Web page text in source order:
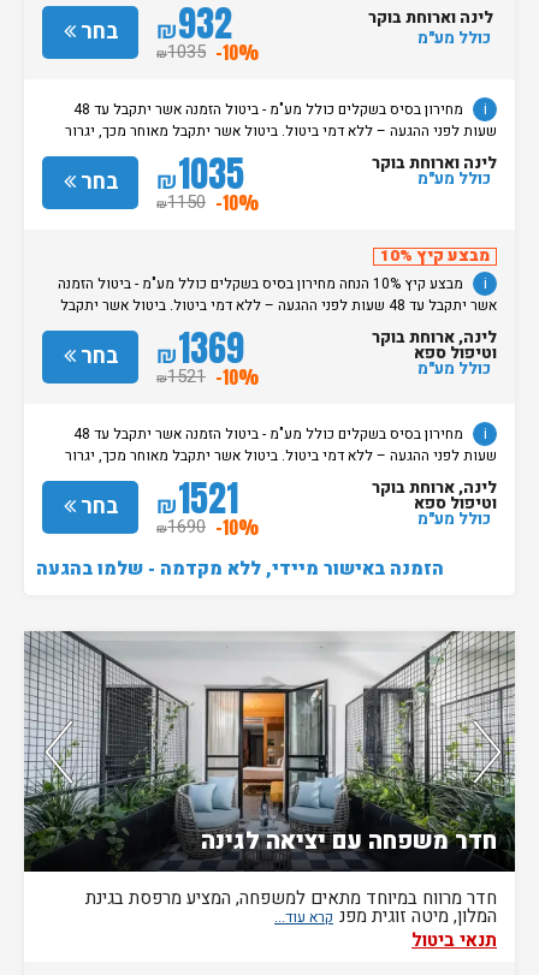
מוקדמת תגרור חיוב בסך 100% מעלות ההזמנה. מדיניות קבלת/עזיבת חדרים:
שעת קבלת החדרים הינה החל מהשעה 15:00. בימי שבת / חג: קבלת חדרים
החל מצאת השבת/החג. שעת עזיבת חדרים בכל ימות השבוע עד השעה 11:00.
בחר ₪932
₪1035 -10%
לינה וארוחת בוקר
כולל מע"מ
i
מחירון בסיס בשקלים כולל מע"מ - ביטול הזמנה אשר יתקבל עד 48
שעות לפני ההגעה – ללא דמי ביטול. ביטול אשר יתקבל מאוחר מכך, יגרור
חיוב בסך 50% מעלות ההזמנה. אי הגעה ללא כל הודעה מוקדמת תגרור חיוב
בסך 100% מעלות ההזמנה. מדיניות קבלת/עזיבת חדרים: שעת קבלת החדרים
הינה החל מהשעה 15:00. בימי שבת / חג: קבלת חדרים החל מצאת
השבת/החג. שעת עזיבת חדרים בכל ימות השבוע עד השעה 11:00. בימי שבת/
בחר ₪1035
₪1150 -10%
לינה וארוחת בוקר
כולל מע"מ
מבצע קיץ 10%
i
מבצע קיץ 10% הנחה מחירון בסיס בשקלים כולל מע"מ - ביטול הזמנה
אשר יתקבל עד 48 שעות לפני ההגעה – ללא דמי ביטול. ביטול אשר יתקבל
מאוחר מכך, יגרור חיוב בסך 50% מעלות ההזמנה. אי הגעה ללא כל הודעה
מוקדמת תגרור חיוב בסך 100% מעלות ההזמנה. מדיניות קבלת/עזיבת חדרים:
שעת קבלת החדרים הינה החל מהשעה 15:00. בימי שבת / חג: קבלת חדרים
החל מצאת השבת/החג. שעת עזיבת חדרים בכל ימות השבוע עד השעה 11:00.
בחר ₪1369
₪1521 -10%
לינה, ארוחת בוקר
וטיפול ספא
כולל מע"מ
i
מחירון בסיס בשקלים כולל מע"מ - ביטול הזמנה אשר יתקבל עד 48
שעות לפני ההגעה – ללא דמי ביטול. ביטול אשר יתקבל מאוחר מכך, יגרור
חיוב בסך 50% מעלות ההזמנה. אי הגעה ללא כל הודעה מוקדמת תגרור חיוב
בסך 100% מעלות ההזמנה. מדיניות קבלת/עזיבת חדרים: שעת קבלת החדרים
הינה החל מהשעה 15:00. בימי שבת / חג: קבלת חדרים החל מצאת
השבת/החג. שעת עזיבת חדרים בכל ימות השבוע עד השעה 11:00. בימי שבת/
בחר ₪1521
₪1690 -10%
לינה, ארוחת בוקר
וטיפול ספא
כולל מע"מ
הזמנה באישור מיידי, ללא מקדמה - שלמו בהגעה
נותרו 2 חדרים אחרונים בממשק!
חדר משפחה עם יציאה לגינה
חדר מרווח במיוחד מתאים למשפחה, המציע מרפסת בגינת
המלון, מיטה זוגית מפנ
תנאי ביטול